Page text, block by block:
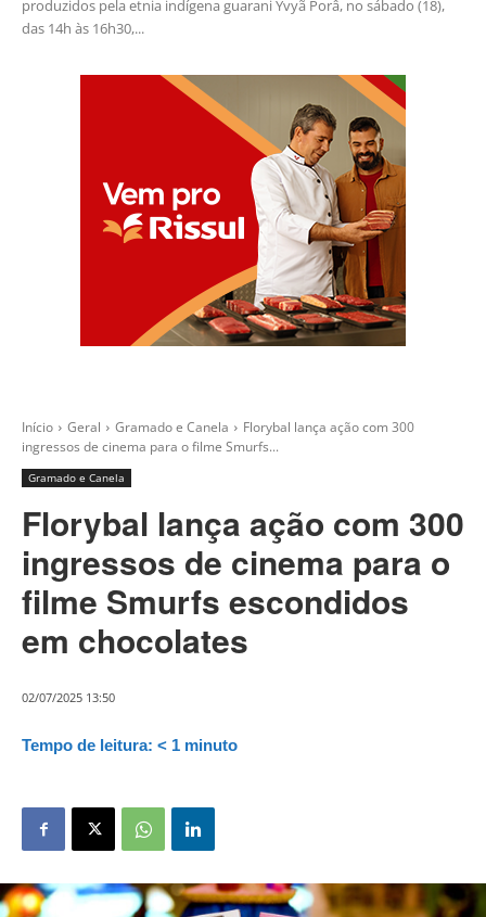
produzidos pela etnia indígena guarani Yvyã Porâ, no sábado (18),
das 14h às 16h30,...